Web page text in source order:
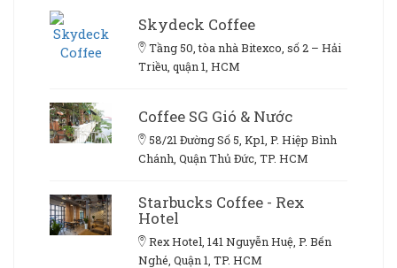
Skydeck Coffee
Tầng 50, tòa nhà Bitexco, số 2 – Hải
Triều, quận 1, HCM
Coffee SG Gió & Nước
58/21 Đường Số 5, Kp1, P. Hiệp Bình
Chánh, Quận Thủ Đức, TP. HCM
Starbucks Coffee - Rex
Hotel
Rex Hotel, 141 Nguyễn Huệ, P. Bến
Nghé, Quận 1, TP. HCM